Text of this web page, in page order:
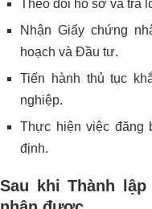
Theo dõi hồ sơ và
Nhận Giấy chứng
hoạch và Đầu tư.
Tiến hành thủ tục
nghiệp.
Thực hiện việc đăng
định.
Sau khi Thành